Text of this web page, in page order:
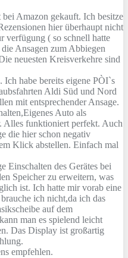
Amazon gekauft. Ich besitze
hier überhaupt nicht
verfügung ( so schnell hatte
Ansagen zum Abbiegen
neuesten Kreisverkehre sind
habe bereits eigene PÒI`s
Aldi Süd und Nord
mit entsprechender Ansage.
Auto als
Alles funktioniert perfekt. Auch
die hier schon negativ
Klick abstellen. Einfach mal
Einschalten des Gerätes bei
Speicher zu erweitern, was
ist. Ich hatte mir vorab eine
ich nicht,da ich das
auf dem
man es spielend leicht
Das Display ist großartig
empfehlen.